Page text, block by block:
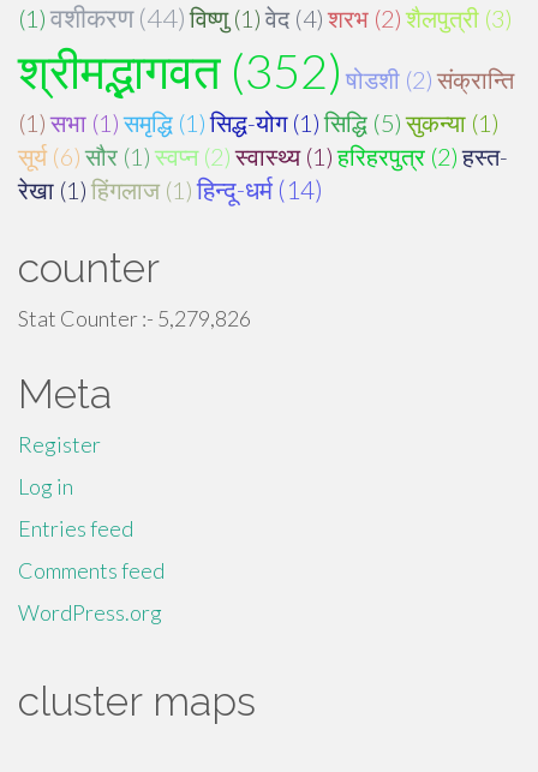
(1) वशीकरण (44) विष्णु (1) वेद (4) शरभ (2) शैलपुत्री (3)
श्रीमद्भागवत (352) षोडशी (2) संक्रान्ति
(1) सभा (1) समृद्धि (1) सिद्ध-योग (1) सिद्धि (5) सुकन्या (1)
सूर्य (6) सौर (1) स्वप्न (2) स्वास्थ्य (1) हरिहरपुत्र (2) हस्त-
रेखा (1) हिंगलाज (1) हिन्दू-धर्म (14)
counter
Stat Counter :- 5,279,826
Meta
Register
Log in
Entries feed
Comments feed
WordPress.org
cluster maps